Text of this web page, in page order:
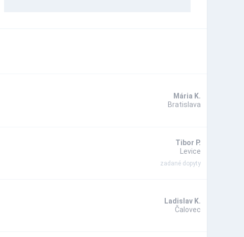
Mária K.
Bratislava
Tibor P.
Levice
zadané dopyty
Ladislav K.
Čalovec